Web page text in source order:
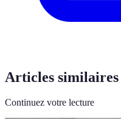
Articles similaires
Continuez votre lecture